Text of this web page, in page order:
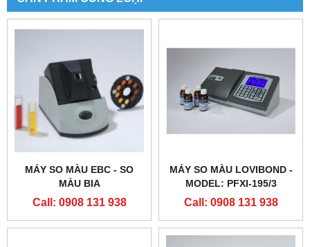
MÁY SO MÀU EBC - SO
MÀU BIA
Call: 0908 131 938
MÁY SO MÀU LOVIBOND -
MODEL: PFXI-195/3
Call: 0908 131 938